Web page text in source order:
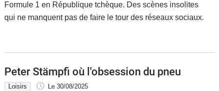
Formule 1 en République tchèque. Des scènes insolites
qui ne manquent pas de faire le tour des réseaux sociaux.
Peter Stämpfi où l'obsession du pneu
Loisirs Le 30/08/2025